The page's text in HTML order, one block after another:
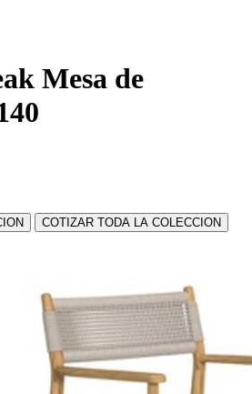
Mesa de
COTIZAR TODA LA COLECCION